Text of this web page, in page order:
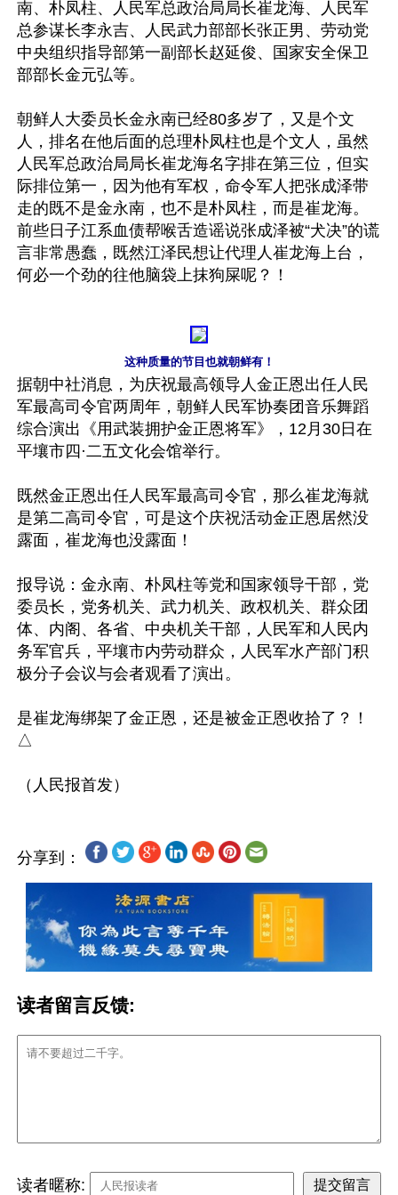
南、朴凤柱、人民军总政治局局长崔龙海、人民军
总参谋长李永吉、人民武力部部长张正男、劳动党
中央组织指导部第一副部长赵延俊、国家安全保卫
部部长金元弘等。
朝鲜人大委员长金永南已经80多岁了，又是个文
人，排名在他后面的总理朴凤柱也是个文人，虽然
人民军总政治局局长崔龙海名字排在第三位，但实
际排位第一，因为他有军权，命令军人把张成泽带
走的既不是金永南，也不是朴凤柱，而是崔龙海。
前些日子江系血债帮喉舌造谣说张成泽被“犬决”的谎
言非常愚蠢，既然江泽民想让代理人崔龙海上台，
何必一个劲的往他脑袋上抹狗屎呢？！
这种质量的节目也就朝鲜有！
据朝中社消息，为庆祝最高领导人金正恩出任人民
军最高司令官两周年，朝鲜人民军协奏团音乐舞蹈
综合演出《用武装拥护金正恩将军》，12月30日在
平壤市四·二五文化会馆举行。
既然金正恩出任人民军最高司令官，那么崔龙海就
是第二高司令官，可是这个庆祝活动金正恩居然没
露面，崔龙海也没露面！
报导说：金永南、朴凤柱等党和国家领导干部，党
委员长，党务机关、武力机关、政权机关、群众团
体、内阁、各省、中央机关干部，人民军和人民内
务军官兵，平壤市内劳动群众，人民军水产部门积
极分子会议与会者观看了演出。
是崔龙海绑架了金正恩，还是被金正恩收拾了？！
△
分享到：
读者留言反馈:
读者暱称: